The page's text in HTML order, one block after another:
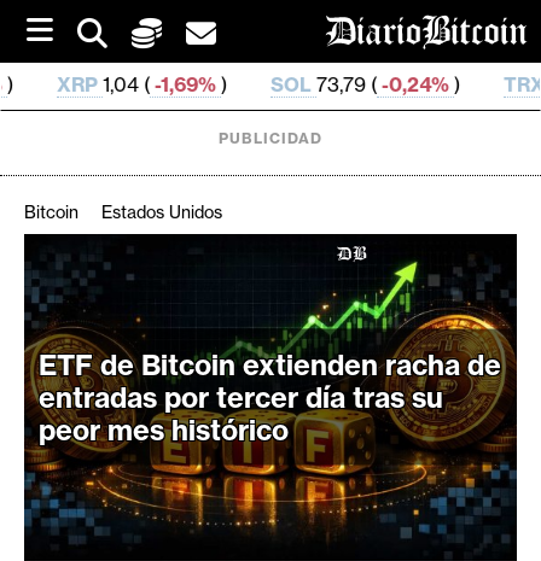
i
p
t
o
SOL73,79 (-0,24% TRX0,326 744 ( -0,09%
C
r
i
p
t
o
M
e
r
c
PUBLICIDAD
Bitcoin Estados Unidos
ETF de Bitcoin extienden racha de
entradas por tercer día tras su
peor mes histórico